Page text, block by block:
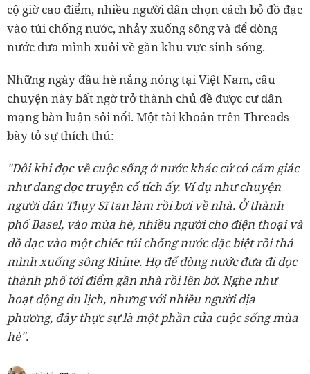
cộ giờ cao điểm, nhiều người dân chọn cách bỏ đồ đạc
vào túi chống nước, nhảy xuống sông và để dòng
nước đưa mình xuôi về gần khu vực sinh sống.
Những ngày đầu hè nắng nóng tại Việt Nam, câu
chuyện này bất ngờ trở thành chủ đề được cư dân
mạng bàn luận sôi nổi. Một tài khoản trên Threads
bày tỏ sự thích thú:
"Đôi khi đọc về cuộc sống ở nước khác cứ có cảm giác
như đang đọc truyện cổ tích ấy. Ví dụ như chuyện
người dân Thụy Sĩ tan làm rồi bơi về nhà. Ở thành
phố Basel, vào mùa hè, nhiều người cho điện thoại và
đồ đạc vào một chiếc túi chống nước đặc biệt rồi thả
mình xuống sông Rhine. Họ để dòng nước đưa đi dọc
thành phố tới điểm gần nhà rồi lên bờ. Nghe như
hoạt động du lịch, nhưng với nhiều người địa
phương, đây thực sự là một phần của cuộc sống mùa
hè".